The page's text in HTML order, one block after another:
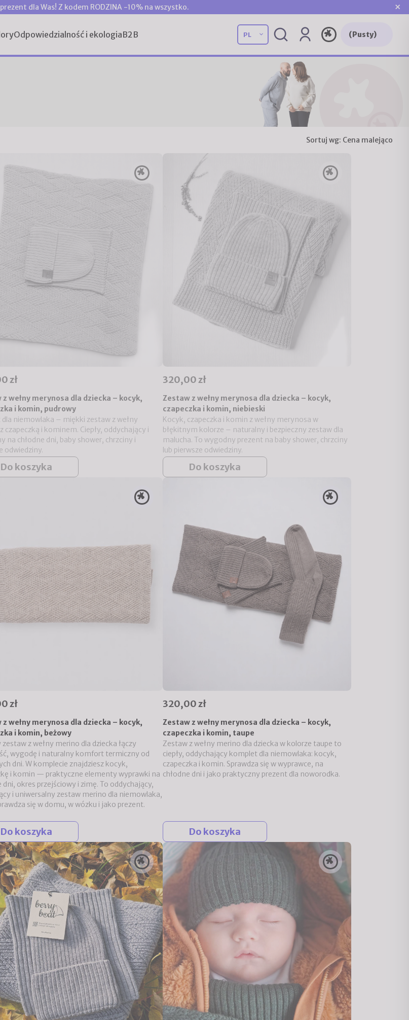
dla Was! Z kodem RODZINA -10% na wszystko. ×
Odpowiedzialność i ekologiaB2B (Pusty)
Sortuj wg: Cena malejąco
zł
z wełny merynosa dla dziecka – kocyk,
i komin, pudrowy
dla niemowlaka – miękki zestaw z wełny
czapeczką i kominem. Ciepły, oddychający i
na chłodne dni, baby shower, chrzciny i
odwiedziny.
Do koszyka
320,00 zł
Zestaw z wełny merynosa dla dziecka – kocyk,
czapeczka i komin, niebieski
Kocyk, czapeczka i komin z wełny merynosa w
błękitnym kolorze – naturalny i bezpieczny zestaw dla
malucha. To wygodny prezent na baby shower, chrzciny
lub pierwsze odwiedziny.
Do koszyka
zł
z wełny merynosa dla dziecka – kocyk,
i komin, beżowy
zestaw z wełny merino dla dziecka łączy
wygodę i naturalny komfort termiczny od
dni. W komplecie znajdziesz kocyk,
i komin — praktyczne elementy wyprawki na
dni, okres przejściowy i zimę. To oddychający,
i uniwersalny zestaw merino dla niemowlaka,
się w domu, w wózku i jako prezent.
Do koszyka
320,00 zł
Zestaw z wełny merynosa dla dziecka – kocyk,
czapeczka i komin, taupe
Zestaw z wełny merino dla dziecka w kolorze taupe to
ciepły, oddychający komplet dla niemowlaka: kocyk,
czapeczka i komin. Sprawdza się w wyprawce, na
chłodne dni i jako praktyczny prezent dla noworodka.
Do koszyka